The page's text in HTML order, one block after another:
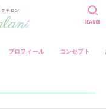
プロフィール コンセプト
SEARCH